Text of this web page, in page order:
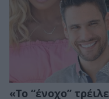
«Το “ένοχο”